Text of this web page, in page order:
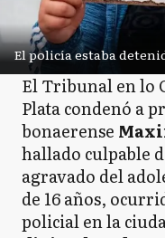
El policía estaba
El Tribunal en lo
Plata condenó a
bonaerense
hallado culpable
agravado del
de 16 años,
policial en la